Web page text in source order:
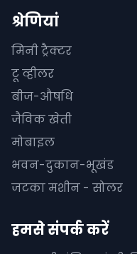
श्रेणियां
मिनी ट्रैक्टर
टू व्हीलर
बीज-औषधि
जैविक खेती
मोबाइल
भवन-दुकान-भूखंड
जटका मशीन - सोलर
हमसे संपर्क करें